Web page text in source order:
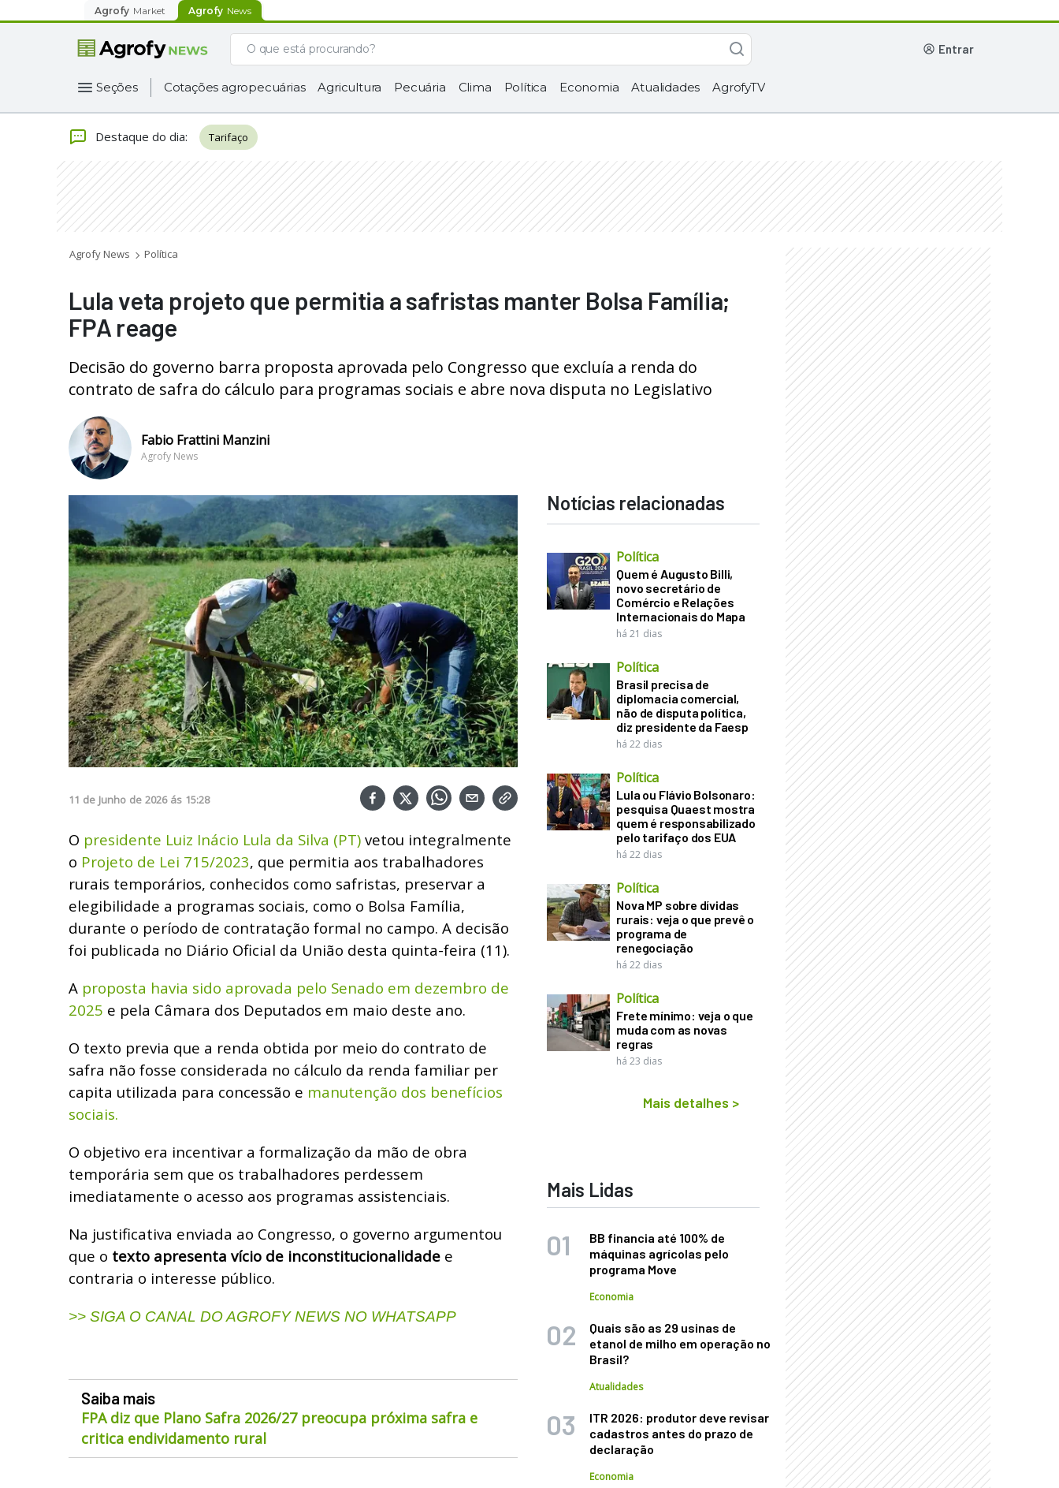
Agrofy Market Agrofy News
entrar
Seções Cotações agropecuárias Agricultura Pecuária Clima Política Economia Atualidades AgrofyTV
Destaque do dia: Tarifaço
Agrofy News Política
Lula veta projeto que permitia a safristas manter Bolsa Família;
FPA reage
Decisão do governo barra proposta aprovada pelo Congresso que excluía a renda do
contrato de safra do cálculo para programas sociais e abre nova disputa no Legislativo
Fabio Frattini Manzini
Agrofy News
11 de Junho de 2026 ás 15:28
O presidente Luiz Inácio Lula da Silva (PT) vetou integralmente
o Projeto de Lei 715/2023, que permitia aos trabalhadores
rurais temporários, conhecidos como safristas, preservar a
elegibilidade a programas sociais, como o Bolsa Família,
durante o período de contratação formal no campo. A decisão
foi publicada no Diário Oficial da União desta quinta-feira (11).
A proposta havia sido aprovada pelo Senado em dezembro de
2025 e pela Câmara dos Deputados em maio deste ano.
O texto previa que a renda obtida por meio do contrato de
safra não fosse considerada no cálculo da renda familiar per
capita utilizada para concessão e manutenção dos benefícios
sociais.
O objetivo era incentivar a formalização da mão de obra
temporária sem que os trabalhadores perdessem
imediatamente o acesso aos programas assistenciais.
Na justificativa enviada ao Congresso, o governo argumentou
que o texto apresenta vício de inconstitucionalidade e
contraria o interesse público.
>> SIGA O CANAL DO AGROFY NEWS NO WHATSAPP
Saiba mais
FPA diz que Plano Safra 2026/27 preocupa próxima safra e
critica endividamento rural
Notícias relacionadas
Política
Quem é Augusto Billi,
novo secretário de
Comércio e Relações
Internacionais do Mapa
há 21 dias
Política
Brasil precisa de
diplomacia comercial,
não de disputa política,
diz presidente da Faesp
há 22 dias
Política
Lula ou Flávio Bolsonaro:
pesquisa Quaest mostra
quem é responsabilizado
pelo tarifaço dos EUA
há 22 dias
Política
Nova MP sobre dívidas
rurais: veja o que prevê o
programa de
renegociação
há 22 dias
Política
Frete mínimo: veja o que
muda com as novas
regras
há 23 dias
Mais detalhes >
Mais Lidas
BB financia até 100% de
máquinas agrícolas pelo
programa Move
Economia
Quais são as 29 usinas de
etanol de milho em operação no
Brasil?
Atualidades
ITR 2026: produtor deve revisar
cadastros antes do prazo de
declaração
Economia